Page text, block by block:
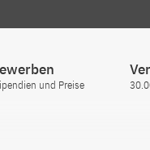
und Preise